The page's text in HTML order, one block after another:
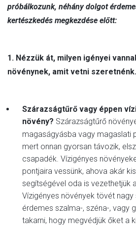
próbálkozunk, néhány dolgot
kertészkedés megkezdése előtt:
1. Nézzük át, milyen igényei
növénynek, amit vetni szeretnénk.
Szárazságtűrő vagy éppen
növény? Szárazságtűrő
magaságyásba vagy magaslati
mert onnan gyorsan távozik,
csapadék. Vízigényes
pontjaira vessünk, ahova akár
segítségével oda is vezethetjük
Vízigényes növények tövét
érdemes szalma-, széna-, vagy
takarni, hogy megvédjük őket a